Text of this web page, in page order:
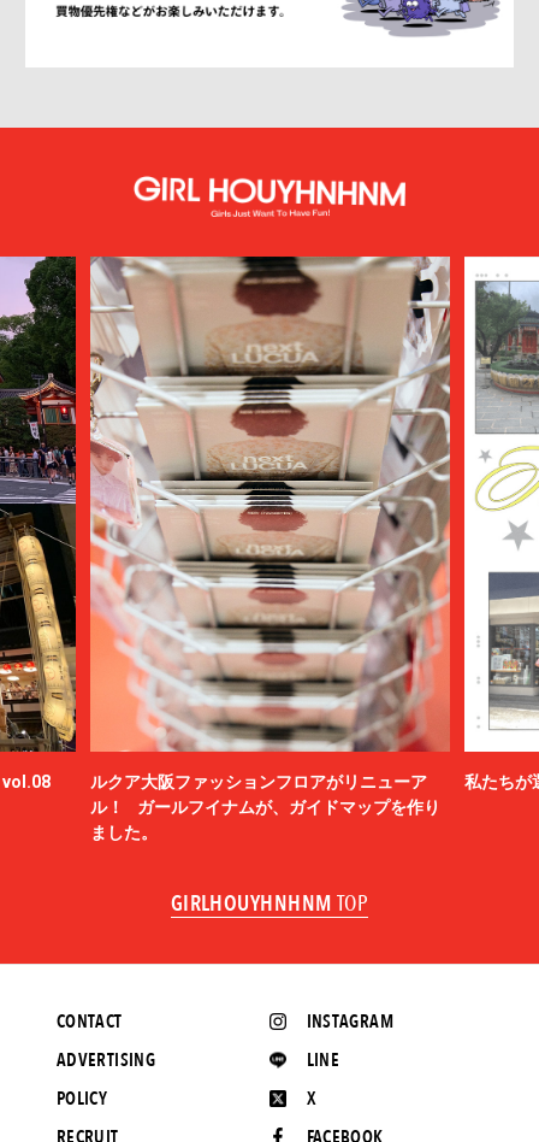
vol.08
ルクア大阪ファッションフロアがリニューア
ル！ ガールフイナムが、ガイドマップを作り
ました。
私たちが
GIRLHOUYHNHNM TOP
INSTAGRAM
LINE
X
FACEBOOK
CONTACT
ADVERTISING
POLICY
RECRUIT